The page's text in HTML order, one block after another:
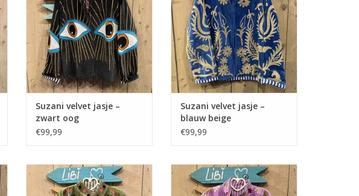
Suzani velvet jasje –
zwart oog
€99,99
Suzani velvet jasje –
blauw beige
€99,99
Suzani velvet jasje – groen
bloemen
Suzani velvet jasje – lila bloemen
TOEVOEGEN AAN WINKELWAGEN